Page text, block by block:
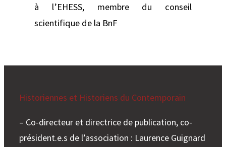
à l’EHESS, membre du conseil
scientifique de la BnF
Historiennes et Historiens du Contemporain
– Co-directeur et directrice de publication, co-
président.e.s de l’association : Laurence Guignard